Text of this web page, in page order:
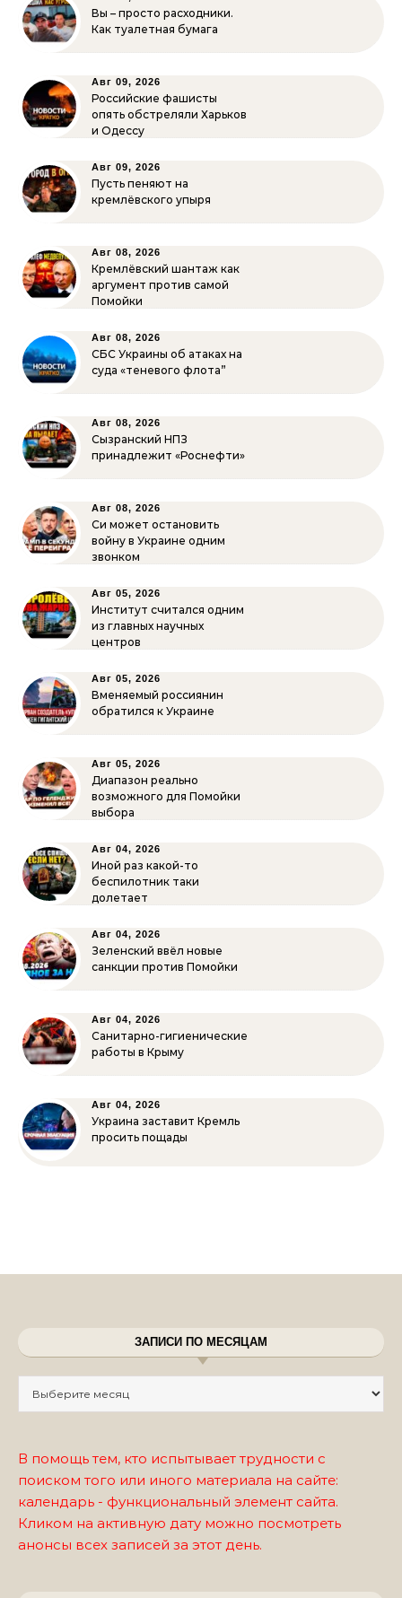
Вы – просто расходники.
Как туалетная бумага
Авг 09, 2026
Российские фашисты
опять обстреляли Харьков
и Одессу
Авг 09, 2026
Пусть пеняют на
кремлёвского упыря
Авг 08, 2026
Кремлёвский шантаж как
аргумент против самой
Помойки
Авг 08, 2026
СБС Украины об атаках на
суда «теневого флота”
Авг 08, 2026
Сызранский НПЗ
принадлежит «Роснефти»
Авг 08, 2026
Си может остановить
войну в Украине одним
звонком
Авг 05, 2026
Институт считался одним
из главных научных
центров
Авг 05, 2026
Вменяемый россиянин
обратился к Украине
Авг 05, 2026
Диапазон реально
возможного для Помойки
выбора
Авг 04, 2026
Иной раз какой-то
беспилотник таки
долетает
Авг 04, 2026
Зеленский ввёл новые
санкции против Помойки
Авг 04, 2026
Санитарно-гигиенические
работы в Крыму
Авг 04, 2026
Украина заставит Кремль
просить пощады
ЗАПИСИ ПО МЕСЯЦАМ
В помощь тем, кто испытывает трудности с
поиском того или иного материала на сайте:
календарь - функциональный элемент сайта.
Кликом на активную дату можно посмотреть
анонсы всех записей за этот день.